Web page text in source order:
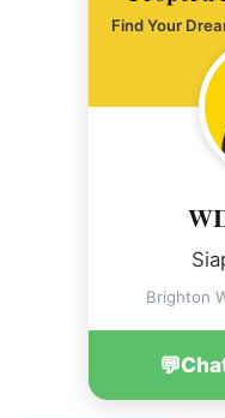
Find Your
Brighton
💬